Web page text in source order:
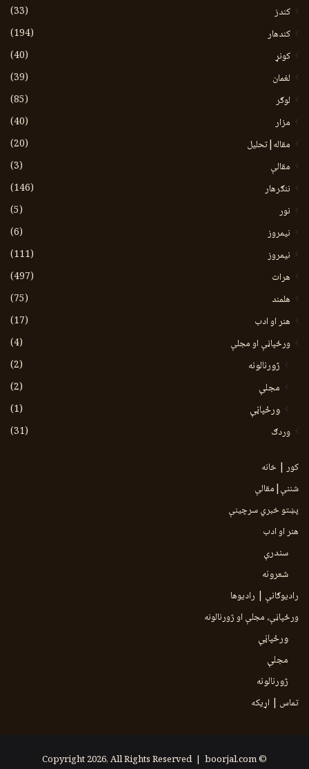
کندز
(33)
کندهار
(194)
کونړ
(40)
لغمان
(39)
لوګر
(85)
مزار
(40)
مقاله|تحلیل
(20)
مقالې
(3)
ننګرهار
(146)
نور
(5)
نيمروز
(6)
نیمروز
(111)
هرات
(497)
هلمند
(75)
هنر او ادب
(17)
ورځپاڼې او مجلې
(4)
ژورنالونه
(2)
مجلې
(2)
ورځپاڼې
(1)
وردګ
(31)
کور | خانه
شننې|مقالې
پښتو خبري سرچينې
هنر او ادب
سندرې
شعرونه
رادیوګانې | رادیوها
ورځپاڼې، مجلې او ژورنالونه
ورځپاڼې
مجلې
ژورنالونه
تماس | اړیکه
© Copyright 2026, All Rights Reserved |
boorjal.com